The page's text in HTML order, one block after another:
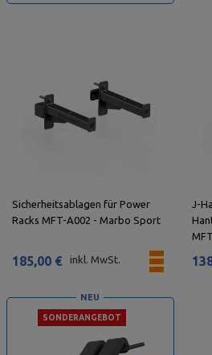
Sicherheitsablagen für Power
Racks MFT-A002 - Marbo Sport
185,00 € inkl. MwSt.
J-
SONDERANGEBOT
NEU